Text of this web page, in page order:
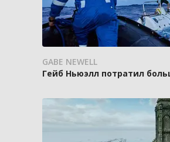
GABE NEWELL
Гейб Ньюэлл потратил